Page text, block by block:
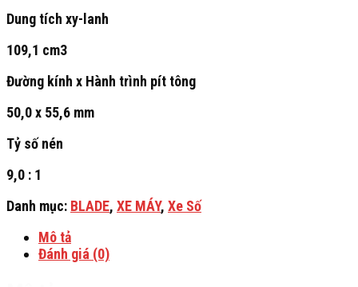
Dung tích xy-lanh
109,1 cm3
Đường kính x Hành trình pít tông
50,0 x 55,6 mm
Tỷ số nén
9,0 : 1
Danh mục: BLADE, XE MÁY, Xe Số
Mô tả
Đánh giá (0)